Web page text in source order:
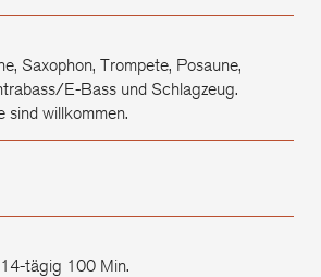
Saxophon, Trompete, Posaune,
E-Bass und Schlagzeug.
sind willkommen.
tägig 100 Min.